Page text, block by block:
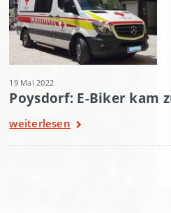
19 Mai 2022
Poysdorf: E-Biker kam
weiterlesen